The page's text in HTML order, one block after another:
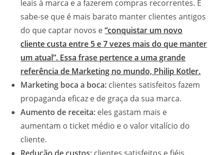
leais à marca e a fazerem compras recorrentes. E
sabe-se que é mais barato manter clientes antigos
do que captar novos e“conquistar um novo
cliente custa entre 5 e 7 vezes mais do que manter
um atual”. Essa frase pertence a uma grande
referência de Marketing no mundo, Philip Kotler.
Marketing boca a boca: clientes satisfeitos fazem
propaganda eficaz e de graça da sua marca.
Aumento de receita: eles gastam mais e
aumentam o ticket médio e o valor vitalício do
cliente.